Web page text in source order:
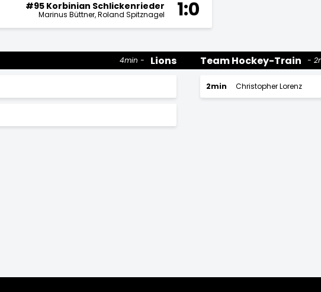
1:0
#95 Korbinian Schlickenrieder
Marinus Büttner Roland Spitznagel
Lions
4min Team Hockey-Train
2min Christopher Lorenz